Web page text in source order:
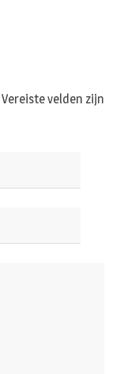
Vereiste velden zijn